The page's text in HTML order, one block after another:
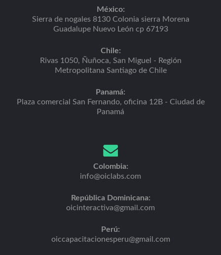
México:
Sierra de nogales 8130 Colonia sierra Morena
Guadalupe Nuevo León cp 67193
Chile:
Rivas 1050, Ñuñoca, San Miguel - Región
Metropolitana Santiago de Chile
Panamá:
Plaza comercial San Fernando, oficina 12B - Ciudad de
Panamá
Colombia:
info@oiclabs.com
República Dominicana:
oicinteractiva@gmail.com
Perú:
oiccapacitacionesperu@gmail.com